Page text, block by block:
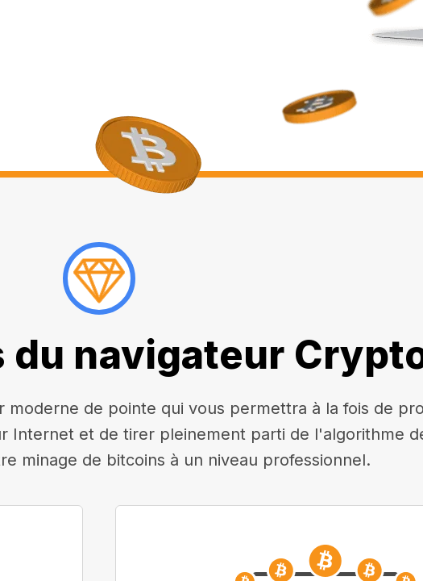
navigateur
moderne de pointe qui vous permettra à la fois de
Internet et de tirer pleinement parti de l'algorithme
minage de bitcoins à un niveau professionnel.